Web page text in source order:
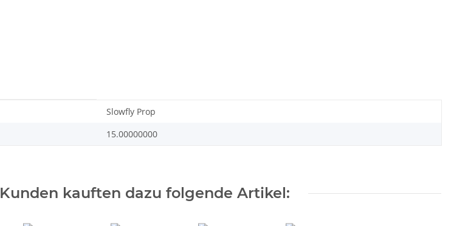
Slowfly Prop
15.00000000
Kunden kauften dazu folgende Artikel: